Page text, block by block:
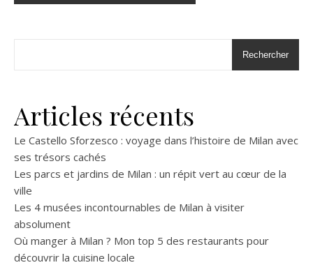
Rechercher
Articles récents
Le Castello Sforzesco : voyage dans l’histoire de Milan avec
ses trésors cachés
Les parcs et jardins de Milan : un répit vert au cœur de la
ville
Les 4 musées incontournables de Milan à visiter
absolument
Où manger à Milan ? Mon top 5 des restaurants pour
découvrir la cuisine locale